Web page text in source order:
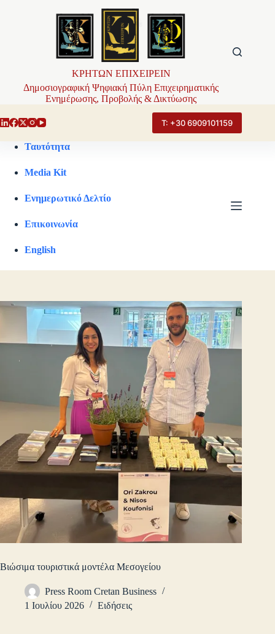
ΚΡΗΤΩΝ ΕΠΙΧΕΙΡΕΙΝ
Δημοσιογραφική Ψηφιακή Πύλη Επιχειρηματικής
Ενημέρωσης, Προβολής & Δικτύωσης
Τ: +30 6909101159
Ταυτότητα
Media Kit
Ενημερωτικό Δελτίο
Επικοινωνία
English
Βιώσιμα τουριστικά μοντέλα Μεσογείου
Press Room Cretan Business
1 Ιουλίου 2026
Ειδήσεις